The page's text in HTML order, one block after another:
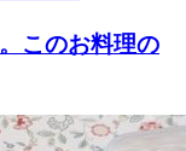
このお料理の